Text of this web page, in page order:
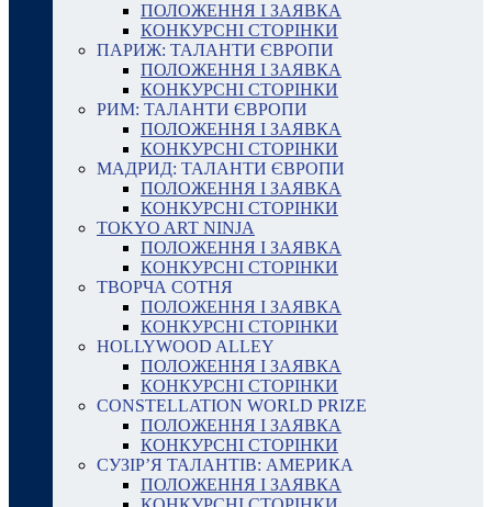
ПОЛОЖЕННЯ І ЗАЯВКА
КОНКУРСНІ СТОРІНКИ
ПАРИЖ: ТАЛАНТИ ЄВРОПИ
ПОЛОЖЕННЯ І ЗАЯВКА
КОНКУРСНІ СТОРІНКИ
РИМ: ТАЛАНТИ ЄВРОПИ
ПОЛОЖЕННЯ І ЗАЯВКА
КОНКУРСНІ СТОРІНКИ
МАДРИД: ТАЛАНТИ ЄВРОПИ
ПОЛОЖЕННЯ І ЗАЯВКА
КОНКУРСНІ СТОРІНКИ
TOKYO ART NINJA
ПОЛОЖЕННЯ І ЗАЯВКА
КОНКУРСНІ СТОРІНКИ
ТВОРЧА СОТНЯ
ПОЛОЖЕННЯ І ЗАЯВКА
КОНКУРСНІ СТОРІНКИ
HOLLYWOOD ALLEY
ПОЛОЖЕННЯ І ЗАЯВКА
КОНКУРСНІ СТОРІНКИ
CONSTELLATION WORLD PRIZE
ПОЛОЖЕННЯ І ЗАЯВКА
КОНКУРСНІ СТОРІНКИ
СУЗІР’Я ТАЛАНТІВ: АМЕРИКА
ПОЛОЖЕННЯ І ЗАЯВКА